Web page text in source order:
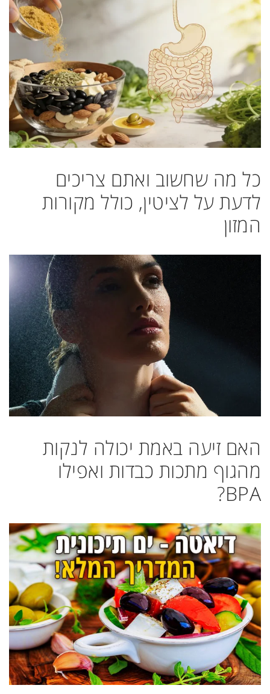
כל מה שחשוב ואתם צריכים
לדעת על לציטין, כולל מקורות
המזון
האם זיעה באמת יכולה לנקות
מהגוף מתכות כבדות ואפילו
BPA?